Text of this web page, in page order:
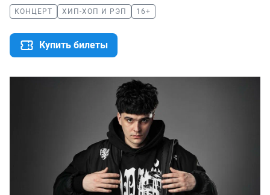
КОНЦЕРТ ХИП-ХОП И РЭП 16+
Купить билеты